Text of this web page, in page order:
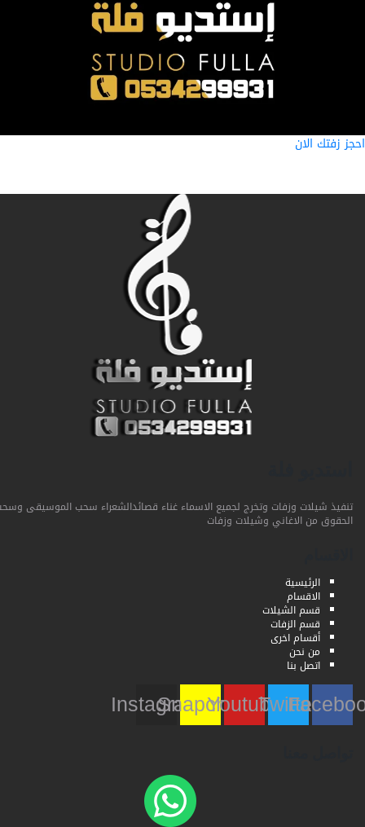
زفتك الان
تنفيذ شيلات وزفات وتخرج لجميع الاسماء غناء قصائدالشعراء سحب الموسيقى وسحب
الحقوق من الاغاني وشيلات وزفات
الرئيسية
الاقسام
قسم الشيلات
قسم الزفات
أقسام اخرى
من نحن
اتصل بنا
Twitter
Youtube
Snapchat
Instagram